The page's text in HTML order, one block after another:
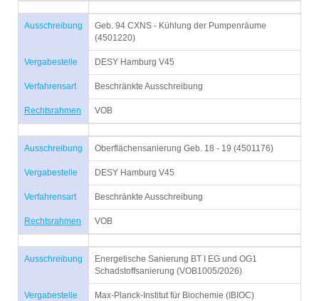
Ausschreibung
Geb. 94 CXNS - Kühlung der Pumpenräume
(4501220)
Vergabestelle DESY Hamburg V45
Verfahrensart Beschränkte Ausschreibung
Rechtsrahmen VOB
Ausschreibung Oberflächensanierung Geb. 18 - 19 (4501176)
Vergabestelle DESY Hamburg V45
Verfahrensart Beschränkte Ausschreibung
Rechtsrahmen VOB
Ausschreibung
Energetische Sanierung BT I EG und OG1
Schadstoffsanierung (VOB1005/2026)
Vergabestelle Max-Planck-Institut für Biochemie (IBIOC)